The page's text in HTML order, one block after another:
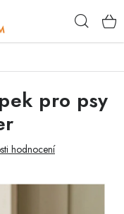
pro psy
hodnocení